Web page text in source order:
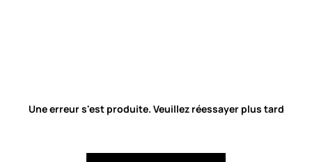
Une erreur s'est produite. Veuillez réessayer plus tard